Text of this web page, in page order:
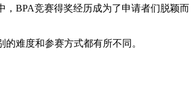
BPA竞赛得奖经历成为了申请者们脱颖而
难度和参赛方式都有所不同。